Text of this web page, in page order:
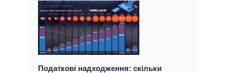
Податкові надходження: скільки